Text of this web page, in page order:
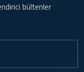
Havuz
bültenler